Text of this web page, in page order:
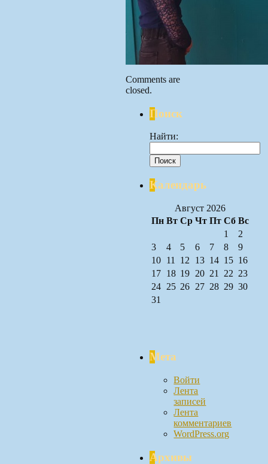
Comments are
closed.
Поиск
Найти:
Календарь
Август 2026
Пн Вт Ср Чт Пт Сб Вс
1
2
3
4 5 6 7 8
9
10 11 12 13 14 15 16
17 18 19 20 21 22 23
24 25 26 27 28 29 30
31
Мета
Войти
Лента
записей
Лента
комментариев
WordPress.org
Архивы